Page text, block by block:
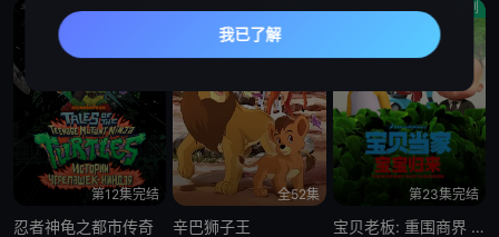
喜剧
第12集完结
忍者神龟之都市传奇
欧美动漫
全52集
辛巴狮子王
喜剧
第23集完结
宝贝老板: 重围商界 第二季